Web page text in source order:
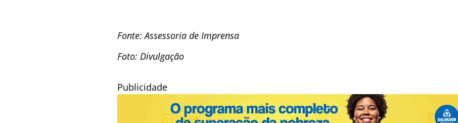
Fonte: Assessoria de Imprensa
Foto: Divulgação
Publicidade